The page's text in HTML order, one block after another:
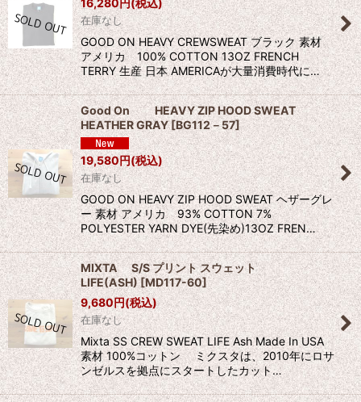
16,280円(税込)
在庫なし
GOOD ON HEAVY CREWSWEAT ブラック 素材
アメリカ 100% COTTON 13OZ FRENCH
TERRY 生産 日本 AMERICAが大量消費時代に…
Good On HEAVY ZIP HOOD SWEAT
HEATHER GRAY[BG112－57]
19,580円(税込)
在庫なし
GOOD ON HEAVY ZIP HOOD SWEAT ヘザーグレ
ー 素材 アメリカ 93% COTTON 7%
POLYESTER YARN DYE(先染め)13OZ FREN…
MIXTA S/S プリント スウェット
LIFE(ASH) [MD117-60]
9,680円(税込)
在庫なし
Mixta SS CREW SWEAT LIFE Ash Made In USA
素材 100%コットン ミクスタは、2010年にロサ
ンゼルスを拠点にスタートしたカット…